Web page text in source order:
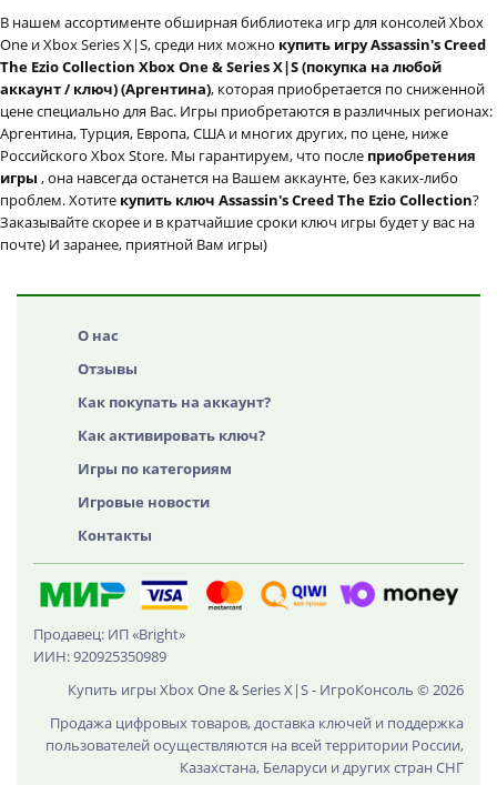
В нашем ассортименте обширная библиотека игр для консолей Xbox
One и Xbox Series X|S, среди них можно купить игру Assassin's Creed
The Ezio Collection Xbox One & Series X|S (покупка на любой
аккаунт / ключ) (Аргентина), которая приобретается по сниженной
цене специально для Вас. Игры приобретаются в различных регионах:
Аргентина, Турция, Европа, США и многих других, по цене, ниже
Российского Xbox Store. Мы гарантируем, что после приобретения
игры , она навсегда останется на Вашем аккаунте, без каких-либо
проблем. Хотите купить ключ Assassin's Creed The Ezio Collection?
Заказывайте скорее и в кратчайшие сроки ключ игры будет у вас на
почте) И заранее, приятной Вам игры)
О нас
Отзывы
Как покупать на аккаунт?
Как активировать ключ?
Игры по категориям
Игровые новости
Контакты
Продавец: ИП «Bright»
ИИН: 920925350989
Купить игры Xbox One & Series X|S - ИгроКонсоль © 2026
Продажа цифровых товаров, доставка ключей и поддержка
пользователей осуществляются на всей территории России,
Казахстана, Беларуси и других стран СНГ